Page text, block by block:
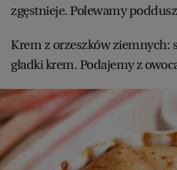
zgęstnieje. Polewamy
Krem z orzeszków ziemnych:
gładki krem. Podajemy z